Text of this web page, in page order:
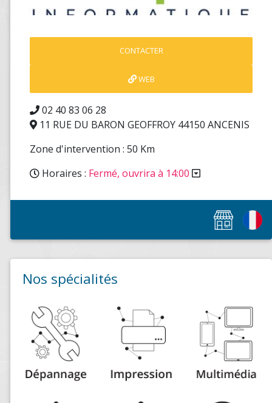
CONTACTER
WEB
02 40 83 06 28
11 RUE DU BARON GEOFFROY 44150 ANCENIS
Zone d'intervention : 50 Km
Horaires : Fermé, ouvrira à 14:00
Nos spécialités